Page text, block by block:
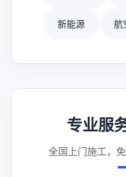
新能源 航
专业服
全国上门施工，